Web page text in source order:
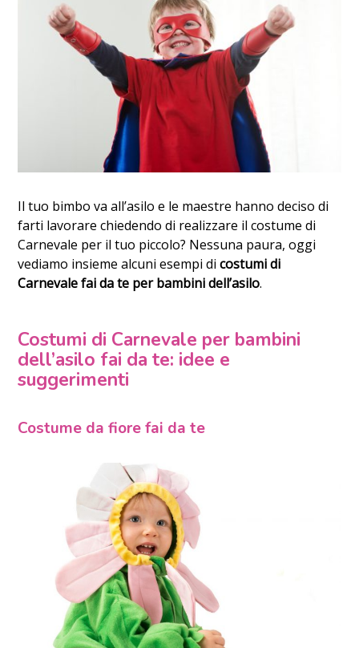
Il tuo bimbo va all’asilo e le maestre hanno deciso di
farti lavorare chiedendo di realizzare il costume di
Carnevale per il tuo piccolo? Nessuna paura, oggi
vediamo insieme alcuni esempi di costumi di
Carnevale fai da te per bambini dell’asilo.
Costumi di Carnevale per bambini
dell’asilo fai da te: idee e
suggerimenti
Costume da fiore fai da te